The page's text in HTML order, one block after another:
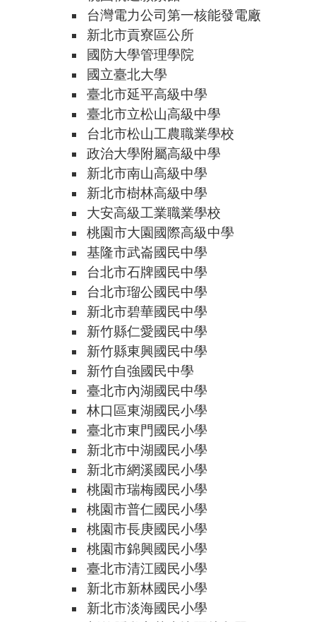
台灣電力公司第一核能發電廠
新北市貢寮區公所
國防大學管理學院
國立臺北大學
臺北市延平高級中學
臺北市立松山高級中學
台北市松山工農職業學校
政治大學附屬高級中學
新北市南山高級中學
新北市樹林高級中學
大安高級工業職業學校
桃園市大園國際高級中學
基隆市武崙國民中學
台北市石牌國民中學
台北市瑠公國民中學
新北市碧華國民中學
新竹縣仁愛國民中學
新竹縣東興國民中學
新竹自強國民中學
臺北市內湖國民中學
林口區東湖國民小學
臺北市東門國民小學
新北市中湖國民小學
新北市網溪國民小學
桃園市瑞梅國民小學
桃園市普仁國民小學
桃園市長庚國民小學
桃園市錦興國民小學
臺北市清江國民小學
新北市新林國民小學
新北市淡海國民小學